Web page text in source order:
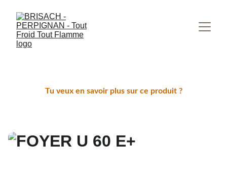
Tu veux en savoir plus sur ce produit ?